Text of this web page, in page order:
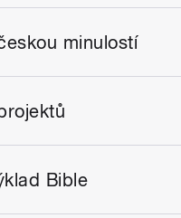
minulostí
Bible